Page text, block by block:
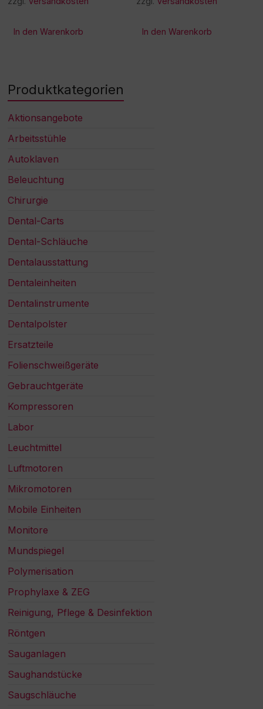
In den Warenkorb In den Warenkorb
Produktkategorien
Aktionsangebote
Arbeitsstühle
Autoklaven
Beleuchtung
Chirurgie
Dental-Carts
Dental-Schläuche
Dentalausstattung
Dentaleinheiten
Dentalinstrumente
Dentalpolster
Ersatzteile
Folienschweißgeräte
Gebrauchtgeräte
Kompressoren
Labor
Leuchtmittel
Luftmotoren
Mikromotoren
Mobile Einheiten
Monitore
Mundspiegel
Polymerisation
Prophylaxe & ZEG
Reinigung, Pflege & Desinfektion
Röntgen
Sauganlagen
Saughandstücke
Saugschläuche